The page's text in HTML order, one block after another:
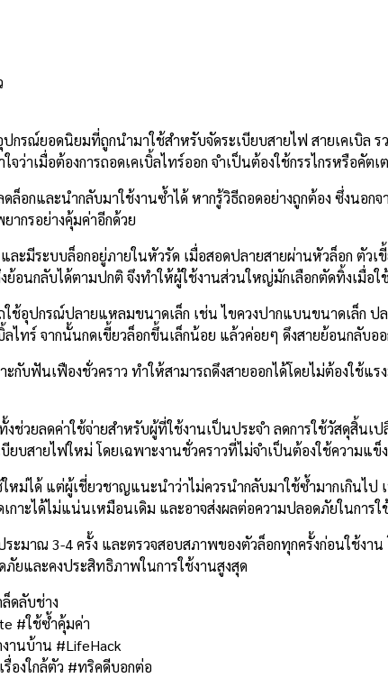
กรณ์ยอดนิยมที่ถูกนำมาใช้สำหรับจัดระเบียบสายไฟ สายเคเบิล
ว่าเมื่อต้องการถอดเคเบิ้ลไทร์ออก จำเป็นต้องใช้กรรไกรหรือคัตเ
อกและนำกลับมาใช้งานซ้ำได้ หากรู้วิธีถอดอย่างถูกต้อง ซึ่งนอกจ
ากรอย่างคุ้มค่าอีกด้วย
ะมีระบบล็อกอยู่ภายในหัวรัด เมื่อสอดปลายสายผ่านหัวล็อก ตัวเ
อนกลับได้ตามปกติ จึงทำให้ผู้ใช้งานส่วนใหญ่มักเลือกตัดทิ้งเมื่อใ
ใช้อุปกรณ์ปลายแหลมขนาดเล็ก เช่น ไขควงปากแบนขนาดเล็ก ป
ทร์ จากนั้นกดเขี้ยวล็อกขึ้นเล็กน้อย แล้วค่อยๆ ดึงสายย้อนกลับออ
ะกับฟันเฟืองชั่วคราว ทำให้สามารถดึงสายออกได้โดยไม่ต้องใช้แ
ช่วยลดค่าใช้จ่ายสำหรับผู้ที่ใช้งานเป็นประจำ ลดการใช้วัสดุสิ้น
ยบสายไฟใหม่ โดยเฉพาะงานชั่วคราวที่ไม่จำเป็นต้องใช้ความแข็
หม่ได้ แต่ผู้เชี่ยวชาญแนะนำว่าไม่ควรนำกลับมาใช้ซ้ำมากเกินไป
กาะได้ไม่แน่นเหมือนเดิม และอาจส่งผลต่อความปลอดภัยในการใ
ะมาณ 3-4 ครั้ง และตรวจสอบสภาพของตัวล็อกทุกครั้งก่อนใช้งาน
ยและคงประสิทธิภาพในการใช้งานสูงสุด
ดลับช่าง
#ใช้ซ้ำคุ้มค่า
านบ้าน #LifeHack
องใกล้ตัว #ทริคดีบอกต่อ